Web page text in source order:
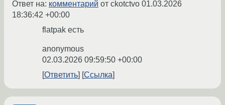
Ответ на: комментарий от ckotctvo 01.03.2026
18:36:42 +00:00
flatpak есть
anonymous
02.03.2026 09:59:50 +00:00
Ответить
Ссылка